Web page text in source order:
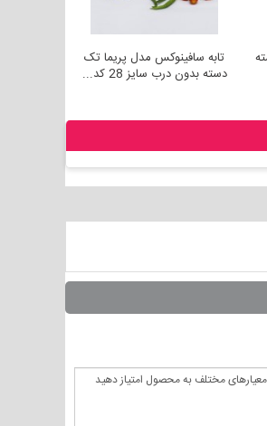
تابه سافینوکس مدل پریما تک
دسته بدون درب سایز 28 کد...